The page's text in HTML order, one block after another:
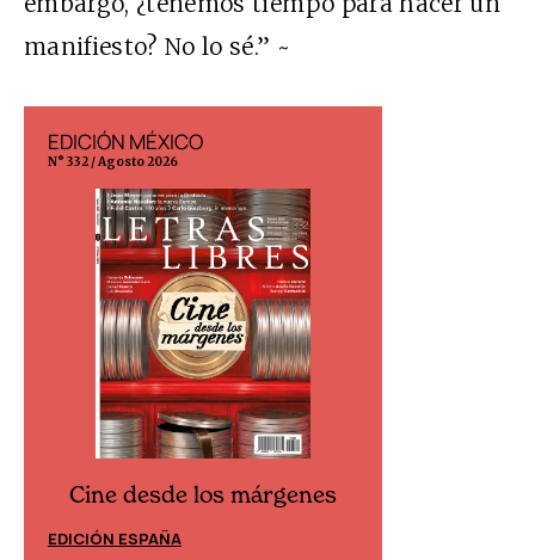
manifiesto? No lo sé.” ~
EDICIÓN MÉXICO
N° 332 / Agosto 2026
Cine desde los márgenes
EDICIÓN ESPAÑA